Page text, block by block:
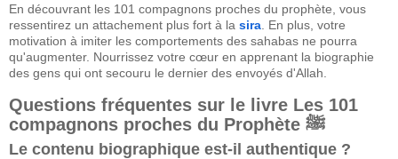
En découvrant les 101 compagnons proches du prophète, vous
ressentirez un attachement plus fort à la sira . En plus, votre
motivation à imiter les comportements des sahabas ne pourra
qu'augmenter. Nourrissez votre cœur en apprenant la biographie
des gens qui ont secouru le dernier des envoyés d'Allah.
Questions fréquentes sur le livre Les 101
compagnons proches du Prophète ﷺ
Le contenu biographique est-il authentique ?